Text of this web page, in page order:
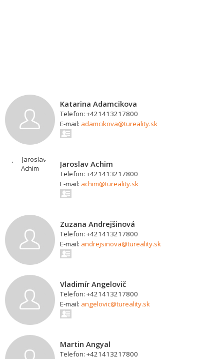
Katarina Adamcikova
Telefon: +421413217800
E-mail: adamcikova@tureality.sk
Jaroslav Achim
Telefon: +421413217800
E-mail: achim@tureality.sk
Zuzana Andrejšinová
Telefon: +421413217800
E-mail: andrejsinova@tureality.sk
Vladimír Angelovič
Telefon: +421413217800
E-mail: angelovic@tureality.sk
Martin Angyal
Telefon: +421413217800